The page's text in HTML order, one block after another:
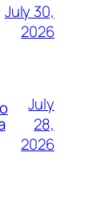
July 30,
2026
July
28,
2026